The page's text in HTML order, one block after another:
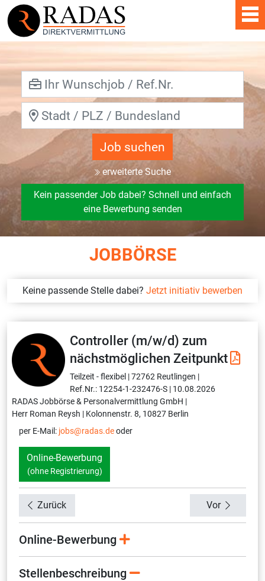
Job suchen
erweiterte Suche
Kein passender Job dabei? Schnell und einfach
eine Bewerbung senden
JOBBÖRSE
Keine passende Stelle dabei? Jetzt initiativ bewerben
Controller (m/w/d) zum
nächstmöglichen Zeitpunkt
Teilzeit - flexibel |72762 Reutlingen |
Ref.Nr.: 12254-1-232476-S | 10.08.2026
RADAS Jobbörse & Personalvermittlung GmbH |
Herr Roman Reysh | Kolonnenstr. 8, 10827 Berlin
per E-Mail: jobs@radas.deoder
Online-Bewerbung
(ohne Registrierung)
Zurück Vor
Online-Bewerbung
Stellenbeschreibung